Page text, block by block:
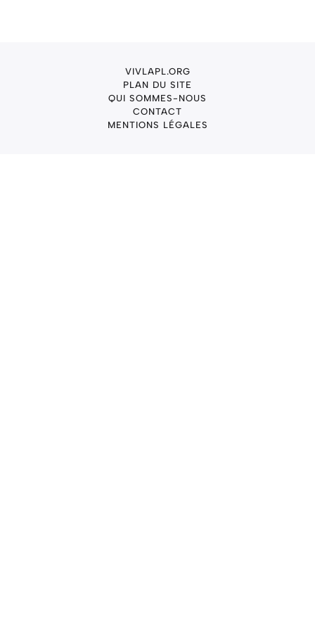
VIVLAPL.ORG
PLAN DU SITE
QUI SOMMES-NOUS
CONTACT
MENTIONS LÉGALES